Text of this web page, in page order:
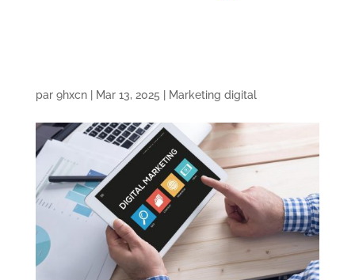
par 9hxcn| Mar 13, 2025 Marketing digital